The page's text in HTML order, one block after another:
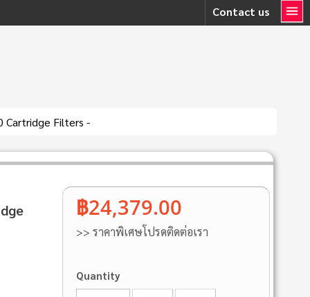
Contact us
Cartridge Filters -
฿24,379.00
>> ราคาพิเศษโปรดติดต่อเรา
Quantity